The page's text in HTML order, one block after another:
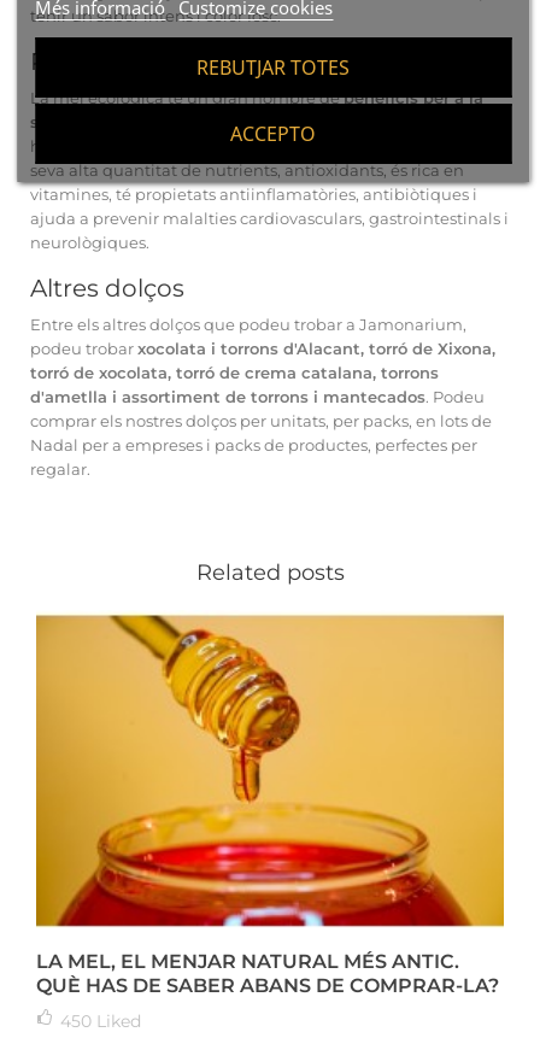
Més informació Customize cookies
REBUTJAR TOTES
ACCEPTO
tenir un sabor intens i color fosc.
Per què consumir mel ecològica?
La mel ecològica té un gran nombre debeneficis per a la
salut
habitual. Entre els beneficis que té per a la salut, trobem la
seva alta quantitat de nutrients, antioxidants, és rica en
vitamines, té propietats antiinflamatòries, antibiòtiques i
ajuda a prevenir malalties cardiovasculars, gastrointestinals i
neurològiques.
Altres dolços
Entre els altres dolços que podeu trobar a Jamonarium,
podeu trobarxocolata i torrons d'Alacant, torró de Xixona,
torró de xocolata, torró de crema catalana, torrons
d'ametlla i assortiment de torrons i mantecados. Podeu
comprar els nostres dolços per unitats, per packs, en lots de
Nadal per a empreses i packs de productes, perfectes per
regalar.
Related posts
LA MEL, EL MENJAR NATURAL MÉS ANTIC.
QUÈ HAS DE SABER ABANS DE COMPRAR-LA?
450 Liked